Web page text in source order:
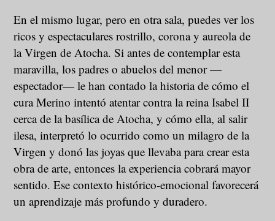
En el mismo lugar, pero en otra sala, puedes ver los
ricos y espectaculares rostrillo, corona y aureola de
la Virgen de Atocha. Si antes de contemplar esta
maravilla, los padres o abuelos del menor —
espectador— le han contado la historia de cómo el
cura Merino intentó atentar contra la reina Isabel II
cerca de la basílica de Atocha, y cómo ella, al salir
ilesa, interpretó lo ocurrido como un milagro de la
Virgen y donó las joyas que llevaba para crear esta
obra de arte, entonces la experiencia cobrará mayor
sentido. Ese contexto histórico-emocional favorecerá
un aprendizaje más profundo y duradero.